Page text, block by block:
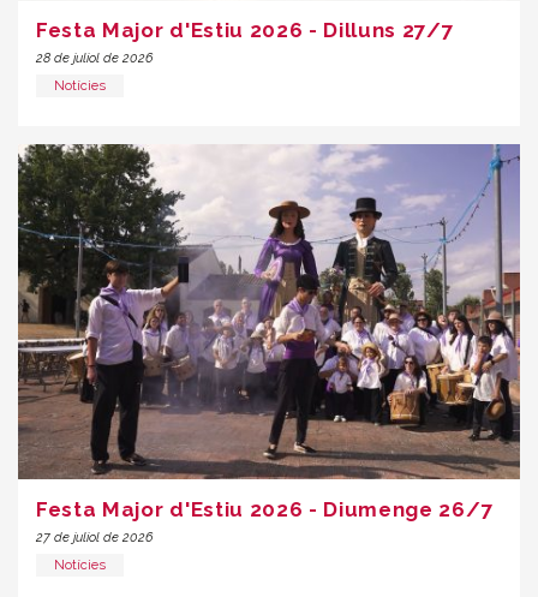
Festa Major d'Estiu 2026 - Dilluns 27/7
28 de juliol de 2026
Notícies
Festa Major d'Estiu 2026 - Diumenge 26/7
27 de juliol de 2026
Notícies